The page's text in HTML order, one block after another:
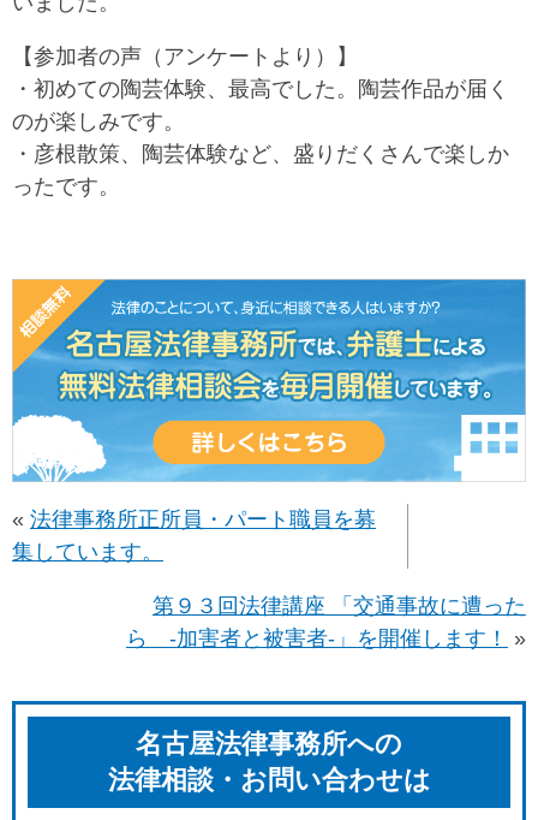
【参加者の声（アンケートより）】
・初めての陶芸体験、最高でした。陶芸作品が届く
のが楽しみです。
・彦根散策、陶芸体験など、盛りだくさんで楽しか
ったです。
« 法律事務所正所員・パート職員を募
集しています。
第９３回法律講座 「交通事故に遭った
ら -加害者と被害者-」を開催します！
»
名古屋法律事務所への
法律相談・お問い合わせは